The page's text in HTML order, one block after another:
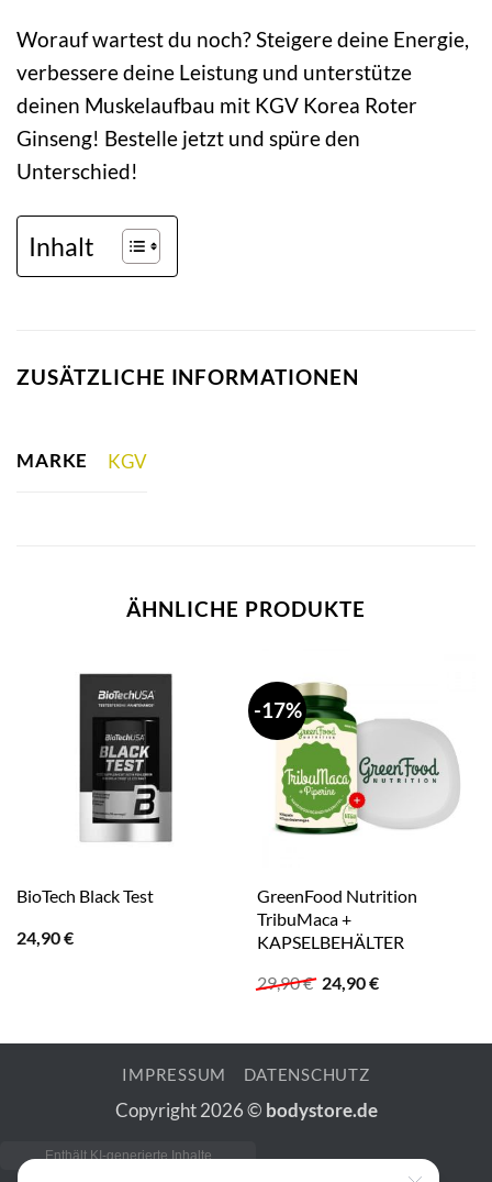
Worauf wartest du noch? Steigere deine Energie,
verbessere deine Leistung und unterstütze
deinen Muskelaufbau mit KGV Korea Roter
Ginseng! Bestelle jetzt und spüre den
Unterschied!
Inhalt
ZUSÄTZLICHE INFORMATIONEN
MARKE KGV
ÄHNLICHE PRODUKTE
BioTech Black Test
24,90€
-17%
GreenFood Nutrition
TribuMaca +
KAPSELBEHÄLTER
29,90€ Ursprünglicher
24,90€Aktueller
IMPRESSUM DATENSCHUTZ
Copyright 2026 © bodystore.de